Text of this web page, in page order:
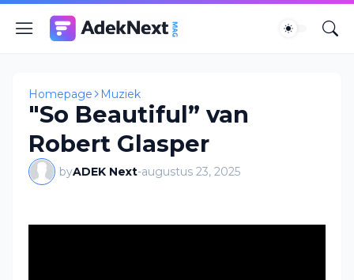
Homepage Muziek
"So Beautiful” van
Robert Glasper
byADEK Next-augustus 23, 2025